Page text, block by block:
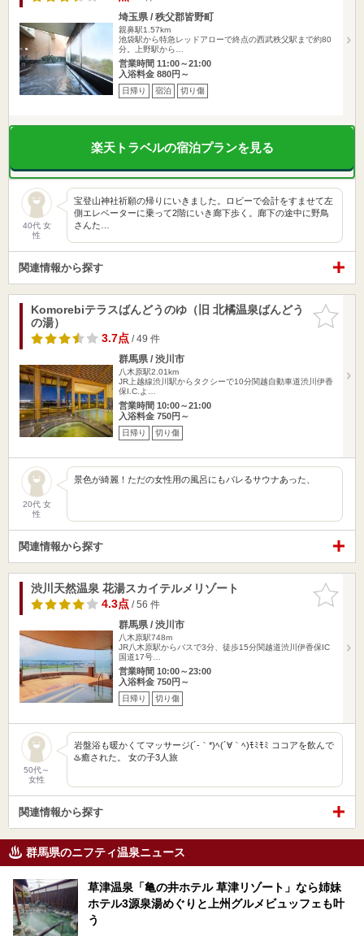
埼玉県 / 秩父郡皆野町
親鼻駅1.57km
池袋駅から特急レッドアローで終点の西武秩父駅まで約80
分。上野駅から…
営業時間 11:00～21:00
入浴料金 880円～
日帰り 宿泊 切り傷
楽天トラベルの宿泊プランを見る
40代 女
性
宝登山神社祈願の帰りにいきました。ロビーで会計をすませて左
側エレベーターに乗って2階にいき廊下歩く。廊下の途中に野鳥
さんた…
関連情報から探す
お気に入
りに追加
Komorebiテラスばんどうのゆ（旧 北橘温泉ばんどう
の湯）
3.7点/ 49 件
群馬県 / 渋川市
八木原駅2.01km
JR上越線渋川駅からタクシーで10分関越自動車道渋川伊香
保I.C.よ…
営業時間 10:00～21:00
入浴料金 750円～
日帰り 切り傷
20代 女
性
景色が綺麗！ただの女性用の風呂にもバレるサウナあった、
関連情報から探す
お気に入
りに追加
渋川天然温泉 花湯スカイテルメリゾート
4.3点/ 56 件
群馬県 / 渋川市
八木原駅748m
JR八木原駅からバスで3分、徒歩15分関越道渋川伊香保IC
国道17号…
営業時間 10:00～23:00
入浴料金 750円～
日帰り 切り傷
50代～
女性
岩盤浴も暖かくてマッサージ(´-｀*)ﾍ(´∀｀ﾍ)ﾓﾐﾓﾐ ココアを飲んで
♨️癒された。 女の子3人旅
関連情報から探す
群馬県のニフティ温泉ニュース
草津温泉「亀の井ホテル 草津リゾート」なら姉妹
ホテル3源泉湯めぐりと上州グルメビュッフェも叶
う